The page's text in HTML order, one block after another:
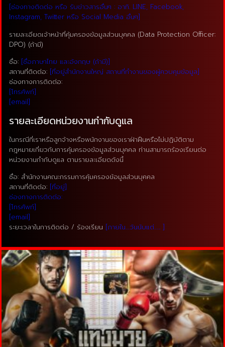
[ช่องทางติดต่อ หรือ รับข่าวสารอื่นๆ : อาทิ. LINE, Facebook,
Instagram, Twitter หรือ Social Media อื่นๆ]
รายละเอียดเจ้าหน้าที่คุ้มครองข้อมูลส่วนบุคคล (Data Protection Officer:
DPO) (ถ้ามี)
ชื่อ: [ชื่อภาษาไทย และอังกฤษ (ถ้ามี)]
สถานที่ติดต่อ: [ที่อยู่สำนักงานใหญ่ สถานที่ทำงานของผู้ควบคุมข้อมูล]
ช่องทางการติดต่อ:
[โทรศัพท์]
[email]
รายละเอียดหน่วยงานกำกับดูแล
ในกรณีที่เราหรือลูกจ้างหรือพนักงานของเราฝ่าฝืนหรือไม่ปฏิบัติตาม
กฎหมายเกี่ยวกับการคุ้มครองข้อมูลส่วนบุคคล ท่านสามารถร้องเรียนต่อ
หน่วยงานกำกับดูแล ตามรายละเอียดดังนี้
ชื่อ: สำนักงานคณะกรรมการคุ้มครองข้อมูลส่วนบุคคล
สถานที่ติดต่อ: [ที่อยู่]
ช่องทางการติดต่อ:
[โทรศัพท์]
[email]
ระยะเวลาในการติดต่อ / ร้องเรียน [ภายใน…วันนับแต่….. ]